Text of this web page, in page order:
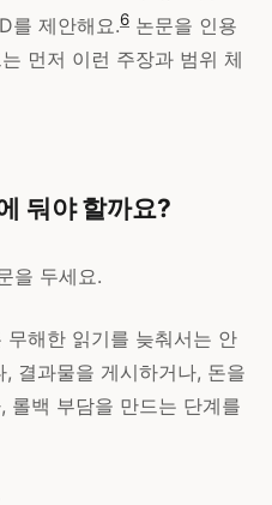
를 제안해요.6 논문을 인용
먼저 이런 주장과 범위 체
둬야 할까요?
을 두세요.
해한 읽기를 늦춰서는 안
결과물을 게시하거나, 돈을
롤백 부담을 만드는 단계를